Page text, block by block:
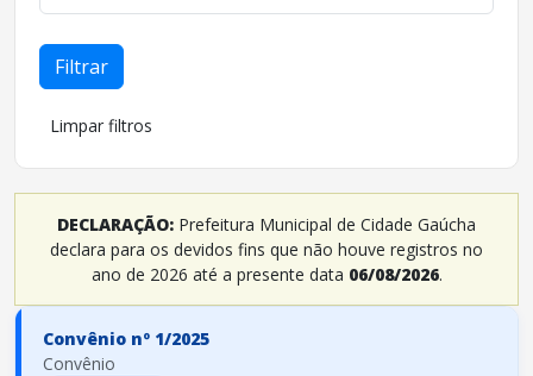
Filtrar
Limpar filtros
DECLARAÇÃO: Prefeitura Municipal de Cidade Gaúcha
declara para os devidos fins que não houve registros no
ano de 2026 até a presente data 06/08/2026.
Convênio nº 1/2025
Convênio